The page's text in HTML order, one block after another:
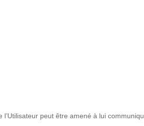
peut être amené à lui